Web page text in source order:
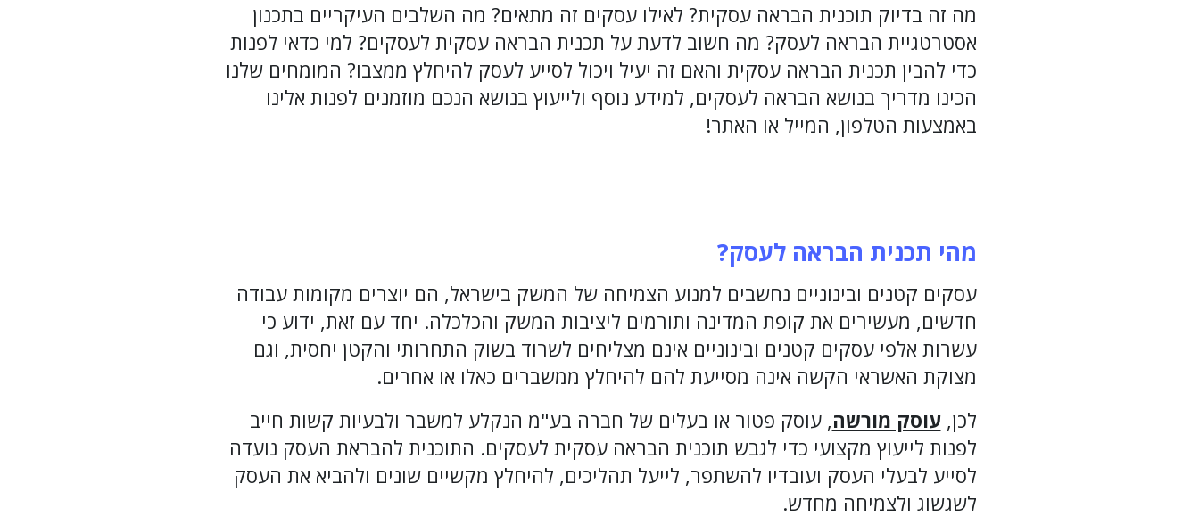
מה זה בדיוק תוכנית הבראה עסקית? לאילו עסקים זה מתאים? מה השלבים העיקריים בתכנון
אסטרטגיית הבראה לעסק? מה חשוב לדעת על תכנית הבראה עסקית לעסקים? למי כדאי לפנות
כדי להבין תכנית הבראה עסקית והאם זה יעיל ויכול לסייע לעסק להיחלץ ממצבו? המומחים שלנו
הכינו מדריך בנושא הבראה לעסקים, למידע נוסף ולייעוץ בנושא הנכם מוזמנים לפנות אלינו
באמצעות הטלפון, המייל או האתר!
מהי תכנית הבראה לעסק?
עסקים קטנים ובינוניים נחשבים למנוע הצמיחה של המשק בישראל, הם יוצרים מקומות עבודה
חדשים, מעשירים את קופת המדינה ותורמים ליציבות המשק והכלכלה. יחד עם זאת, ידוע כי
עשרות אלפי עסקים קטנים ובינוניים אינם מצליחים לשרוד בשוק התחרותי והקטן יחסית, וגם
מצוקת האשראי הקשה אינה מסייעת להם להיחלץ ממשברים כאלו או אחרים.
לכן,עוסק מורשה, עוסק פטור או בעלים של חברה בע"מ הנקלע למשבר ולבעיות קשות חייב
לפנות לייעוץ מקצועי כדי לגבש תוכנית הבראה עסקית לעסקים. התוכנית להבראת העסק נועדה
לסייע לבעלי העסק ועובדיו להשתפר, לייעל תהליכים, להיחלץ מקשיים שונים ולהביא את העסק
לשגשוג ולצמיחה מחדש.